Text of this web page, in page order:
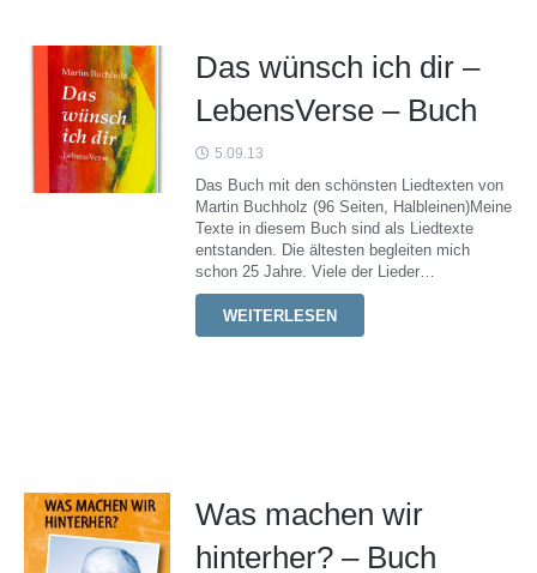
Das wünsch ich dir –
LebensVerse – Buch
5.09.13
Das Buch mit den schönsten Liedtexten von
Martin Buchholz (96 Seiten, Halbleinen)Meine
Texte in diesem Buch sind als Liedtexte
entstanden. Die ältesten begleiten mich
schon 25 Jahre. Viele der Lieder…
WEITERLESEN
Was machen wir
hinterher? – Buch